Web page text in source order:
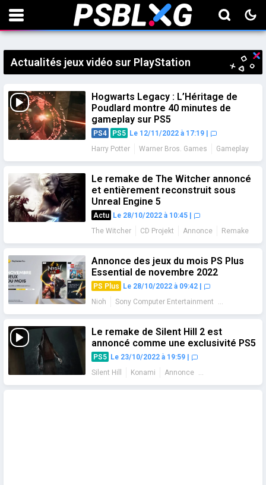
Actualités jeux vidéo sur PlayStation
Hogwarts Legacy : L’Héritage de
Poudlard montre 40 minutes de
gameplay sur PS5
PS4 PS5 Le 12/11/2022 à 17:19
Harry Potter
Warner Bros. Games Gameplay
Le remake de The Witcher annoncé
et entièrement reconstruit sous
Unreal Engine 5
Actu Le 28/10/2022 à 10:45
The Witcher
CD Projekt Annonce Remake
Annonce des jeux du mois PS Plus
Essential de novembre 2022
PS Plus Le 28/10/2022 à 09:42
Nioh
Sony Computer Entertainment
Jeux du mois
Le remake de Silent Hill 2 est
annoncé comme une exclusivité PS5
PS5 Le 23/10/2022 à 19:59
Silent Hill
Konami
Annonce
Bande-annonce
PC